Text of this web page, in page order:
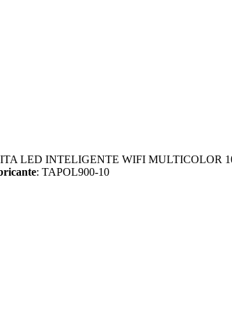
LED INTELIGENTE WIFI MULTICOLOR
: TAPOL900-10